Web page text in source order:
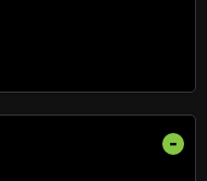
-